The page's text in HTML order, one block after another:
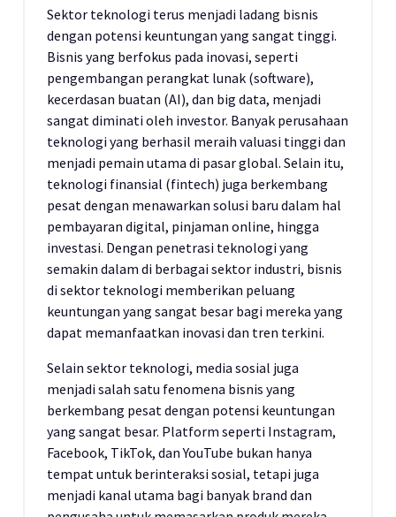
Sektor teknologi terus menjadi ladang bisnis
dengan potensi keuntungan yang sangat tinggi.
Bisnis yang berfokus pada inovasi, seperti
pengembangan perangkat lunak (software),
kecerdasan buatan (AI), dan big data, menjadi
sangat diminati oleh investor. Banyak perusahaan
teknologi yang berhasil meraih valuasi tinggi dan
menjadi pemain utama di pasar global. Selain itu,
teknologi finansial (fintech) juga berkembang
pesat dengan menawarkan solusi baru dalam hal
pembayaran digital, pinjaman online, hingga
investasi. Dengan penetrasi teknologi yang
semakin dalam di berbagai sektor industri, bisnis
di sektor teknologi memberikan peluang
keuntungan yang sangat besar bagi mereka yang
dapat memanfaatkan inovasi dan tren terkini.
Selain sektor teknologi, media sosial juga
menjadi salah satu fenomena bisnis yang
berkembang pesat dengan potensi keuntungan
yang sangat besar. Platform seperti Instagram,
Facebook, TikTok, dan YouTube bukan hanya
tempat untuk berinteraksi sosial, tetapi juga
menjadi kanal utama bagi banyak brand dan